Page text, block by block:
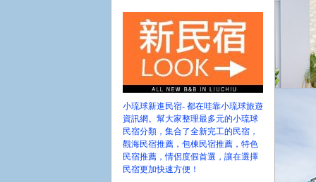
【哇靠小琉球粉絲團】即時動態!!
小琉球民宿空房
小琉球民宿
小琉球民宿推薦
【小琉球民宿特約】東港停車場!!看這邊
小琉球民宿 最完整的旅遊資訊都在這
【哇靠小琉球】新版官網熱情開站
【哇靠小琉球粉絲團】即時動態!!
小琉球新進民宿- 都在哇靠小琉球旅遊
資訊網。幫大家整理最多元的小琉球
民宿分類，集合了全新完工的民宿，
觀海民宿推薦，包棟民宿推薦，特色
民宿推薦，情侶度假首選，讓在選擇
民宿更加快速方便！